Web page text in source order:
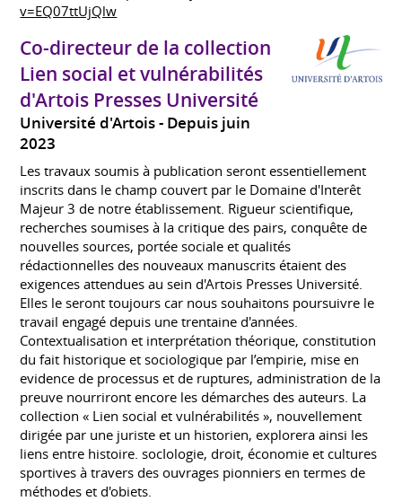
v=EQ07ttUjQlw
Co-directeur de la collection
Lien social et vulnérabilités
d'Artois Presses Université
Université d'Artois
Depuis juin
2023
Les travaux soumis à publication seront essentiellement
inscrits dans le champ couvert par le Domaine d'Interêt
Majeur 3 de notre établissement. Rigueur scientifique,
recherches soumises à la critique des pairs, conquête de
nouvelles sources, portée sociale et qualités
rédactionnelles des nouveaux manuscrits étaient des
exigences attendues au sein d'Artois Presses Université.
Elles le seront toujours car nous souhaitons poursuivre le
travail engagé depuis une trentaine d'années.
Contextualisation et interprétation théorique, constitution
du fait historique et sociologique par l’empirie, mise en
evidence de processus et de ruptures, administration de la
preuve nourriront encore les démarches des auteurs. La
collection « Lien social et vulnérabilités », nouvellement
dirigée par une juriste et un historien, explorera ainsi les
liens entre histoire. socIologie, droit, économie et cultures
sportives à travers des ouvrages pionniers en termes de
méthodes et d'obiets.